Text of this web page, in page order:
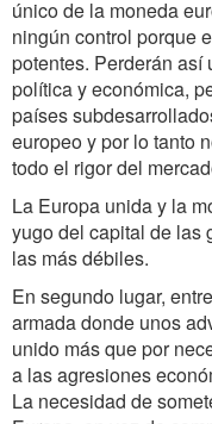
único de la moneda
ningún control porque
potentes. Perderán así
política y económica,
países
europeo y por lo tanto
todo el rigor del
La Europa unida y la
yugo del capital de las
las más débiles.
En segundo lugar,
armada donde unos
unido más que por
a las agresiones
La necesidad de